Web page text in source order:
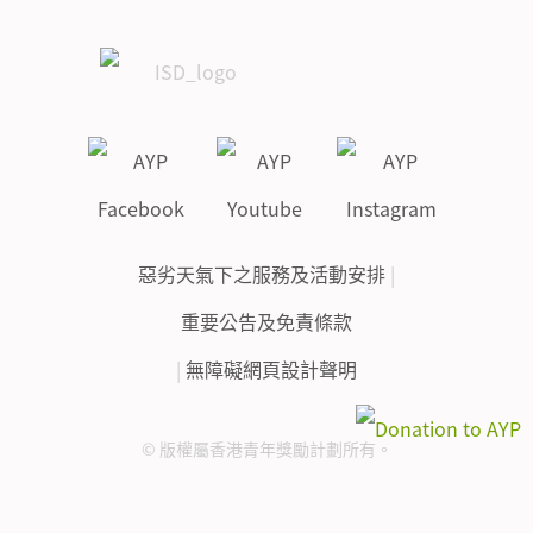
惡劣天氣下之服務及活動安排 |
重要公告及免責條款
| 無障礙網頁設計聲明
© 版權屬香港青年獎勵計劃所有。